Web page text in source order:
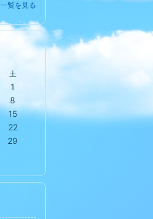
一覧を見る
土
1
8
15
22
29